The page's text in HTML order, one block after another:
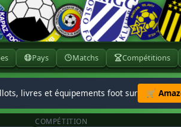
Pays Matchs Compétitions
livres et équipements foot sur 🛒
COMPÉTITION